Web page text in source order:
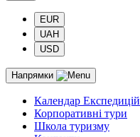
EUR
UAH
USD
Напрямки
Календар Експедицій
Корпоративні тури
Школа туризму